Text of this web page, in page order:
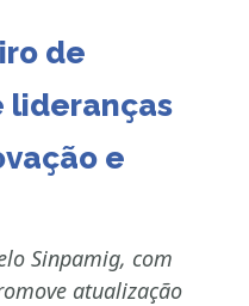
de
lideranças
e
Sinpamig, com
atualização